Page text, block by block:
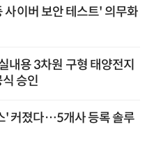
사이버 보안 테스트' 의무화
내용 3차원 구형 태양전지
승인
' 커졌다…5개사 등록 솔루